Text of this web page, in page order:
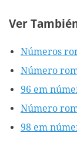
Ver
Números
Número
96 em
Número
98 em